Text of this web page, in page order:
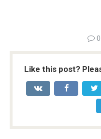
0
Like this post?